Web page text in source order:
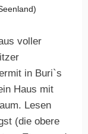
voller
in Buri`s
Haus mit
Lesen
(die obere